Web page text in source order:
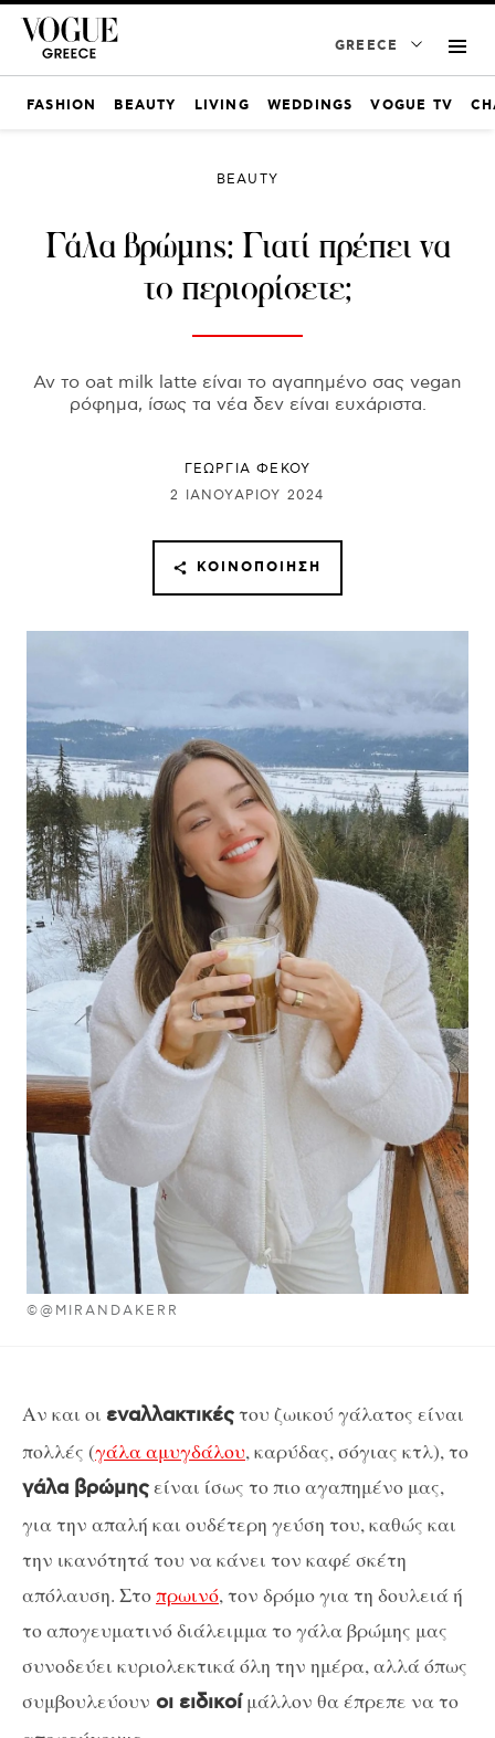
GREECE
FASHION BEAUTY LIVING WEDDINGS VOGUE TV
©@MIRANDAKERR
BEAUTY
Γάλα βρώμης: Γιατί πρέπει να
το περιορίσετε;
Αν το oat milk latte είναι το αγαπημένο σας vegan
ρόφημα, ίσως τα νέα δεν είναι ευχάριστα.
ΓΕΩΡΓΙΑ ΦΕΚΟΥ
2 ΙΑΝΟΥΑΡΊΟΥ 2024
ΚΟΙΝΟΠΟΊΗΣΗ
Αν και οι εναλλακτικέςτου ζωικού γάλατος είναι
πολλές (γάλα αμυγδάλου, καρύδας, σόγιας κτλ), το
γάλα βρώμηςείναι ίσως το πιο αγαπημένο μας,
για την απαλή και ουδέτερη γεύση του, καθώς και
την ικανότητά του να κάνει τον καφέ σκέτη
απόλαυση. Στοπρωινό, τον δρόμο για τη δουλειά ή
το απογευματινό διάλειμμα το γάλα βρώμης μας
συνοδεύει κυριολεκτικά όλη την ημέρα, αλλά όπως
συμβουλεύουν οι ειδικοίμάλλον θα έπρεπε να το